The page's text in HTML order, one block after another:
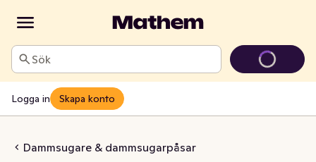
Sök
Logga in Skapa konto
Dammsugare & dammsugarpåsar
M50Mp+G